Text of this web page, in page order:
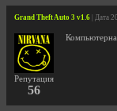
Grand Theft Auto 3 v1.6 | Дата
Репутация
56